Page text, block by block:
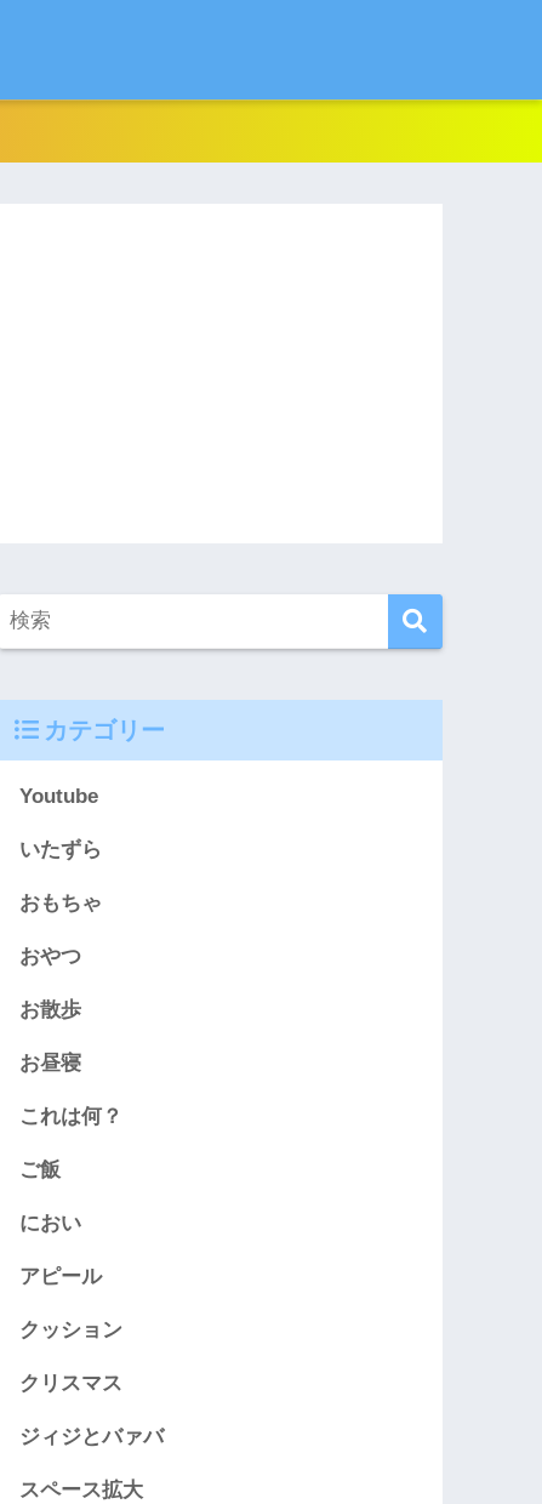
カテゴリー
Youtube
いたずら
おもちゃ
おやつ
お散歩
お昼寝
これは何？
ご飯
におい
アピール
クッション
クリスマス
ジィジとバァバ
スペース拡大